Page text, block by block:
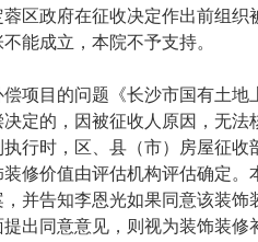
区政府在征收决定作出前组织
能成立，本院不予支持。
目的问题《长沙市国有土地
定的，因被征收人原因，无法
行时，区、县（市）房屋征收
修价值由评估机构评估确定。
并告知李恩光如果同意该装饰
出同意意见，则视为装饰装修